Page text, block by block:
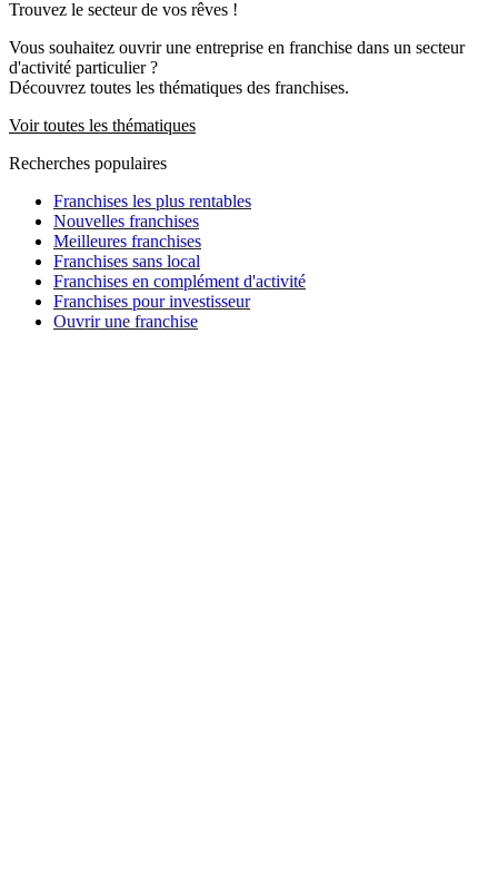
Trouvez le secteur de vos rêves !
Vous souhaitez ouvrir une entreprise en franchise dans un secteur
d'activité particulier ?
Découvrez toutes les thématiques des franchises.
Voir toutes les thématiques
Recherches populaires
Franchises les plus rentables
Nouvelles franchises
Meilleures franchises
Franchises sans local
Franchises en complément d'activité
Franchises pour investisseur
Ouvrir une franchise